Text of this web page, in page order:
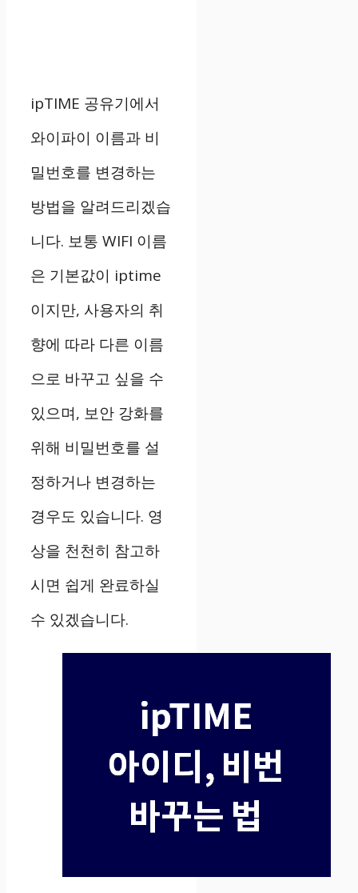
ipTIME 공유기에서
와이파이 이름과 비
밀번호를 변경하는
방법을 알려드리겠습
니다. 보통 WIFI 이름
은 기본값이 iptime
이지만, 사용자의 취
향에 따라 다른 이름
으로 바꾸고 싶을 수
있으며, 보안 강화를
위해 비밀번호를 설
정하거나 변경하는
경우도 있습니다. 영
상을 천천히 참고하
시면 쉽게 완료하실
수 있겠습니다.